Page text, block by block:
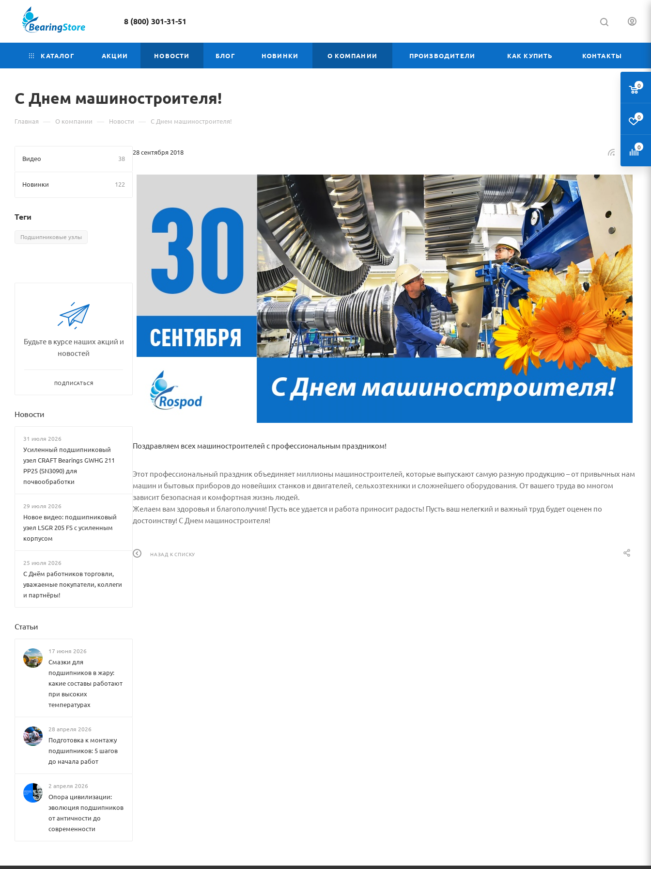
8 (800) 301-31-51
КАТАЛОГ АКЦИИ НОВОСТИ БЛОГ НОВИНКИ О КОМПАНИИ ПРОИЗВОДИТЕЛИ КАК КУПИТЬ КОНТАКТЫ
С Днем машиностроителя!
Главная — О компании — Новости — С Днем машиностроителя!
28 сентября 2018
Поздравляем всех машиностроителей с профессиональным праздником!
Этот профессиональный праздник объединяет миллионы машиностроителей, которые выпускают самую разную продукцию – от привычных нам
машин и бытовых приборов до новейших станков и двигателей, сельхозтехники и сложнейшего оборудования. От вашего труда во многом
зависит безопасная и комфортная жизнь людей.
Желаем вам здоровья и благополучия! Пусть все удается и работа приносит радость! Пусть ваш нелегкий и важный труд будет оценен по
достоинству! С Днем машиностроителя!
НАЗАД К СПИСКУ
Видео 38
Новинки 122
Теги
Подшипниковые узлы
Будьте в курсе наших акций и
новостей
ПОДПИСАТЬСЯ
Новости
31 июля 2026
Усиленный подшипниковый
узел CRAFT Bearings GWHG 211
PP25 (SN3090) для
почвообработки
29 июля 2026
Новое видео: подшипниковый
узел LSGR 205 FS с усиленным
корпусом
25 июля 2026
С Днём работников торговли,
уважаемые покупатели, коллеги
и партнёры!
Статьи
17 июня 2026
Смазки для
подшипников в жару:
какие составы работают
при высоких
температурах
28 апреля 2026
Подготовка к монтажу
подшипников: 5 шагов
до начала работ
2 апреля 2026
Опора цивилизации:
эволюция подшипников
от античности до
современности
0
0
0